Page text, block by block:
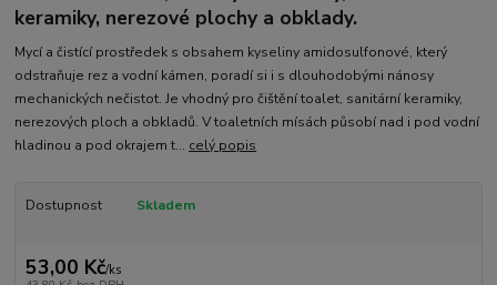
keramiky, nerezové plochy a obklady.
​Mycí a čistící prostředek s obsahem kyseliny amidosulfonové, který
odstraňuje rez a vodní kámen, poradí si i s dlouhodobými nánosy
mechanických nečistot. Je vhodný pro čištění toalet, sanitární keramiky,
nerezových ploch a obkladů. V toaletních mísách působí nad i pod vodní
hladinou a pod okrajem t... celý popis
Dostupnost Skladem
53,00 Kč/ks